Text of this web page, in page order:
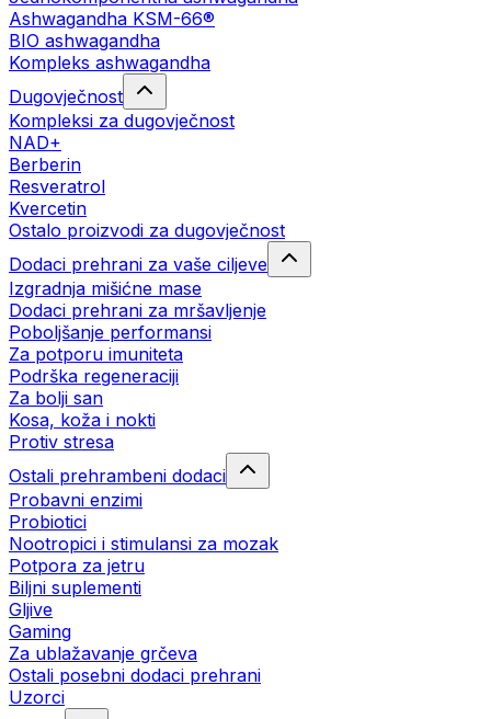
Ashwagandha KSM-66®
BIO ashwagandha
Kompleks ashwagandha
Dugovječnost
Kompleksi za dugovječnost
NAD+
Berberin
Resveratrol
Kvercetin
Ostalo proizvodi za dugovječnost
Dodaci prehrani za vaše ciljeve
Izgradnja mišićne mase
Dodaci prehrani za mršavljenje
Poboljšanje performansi
Za potporu imuniteta
Podrška regeneraciji
Za bolji san
Kosa, koža i nokti
Protiv stresa
Ostali prehrambeni dodaci
Probavni enzimi
Probiotici
Nootropici i stimulansi za mozak
Potpora za jetru
Biljni suplementi
Gljive
Gaming
Za ublažavanje grčeva
Ostali posebni dodaci prehrani
Uzorci